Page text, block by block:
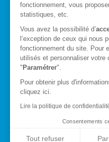
fonctionnement, vous
statistiques, etc.
Vous avez la possibilité d’
l’exception de ceux qui nous
fonctionnement du site. Pour
utilisés et personnaliser votre
"Paramétrer".
Pour obtenir plus
cliquez ici.
Lire la politique de
Consentements
Tout refuser